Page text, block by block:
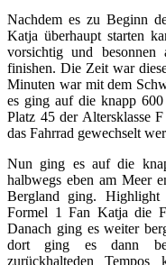
Nachdem es zu Beginn
Katja überhaupt starten
vorsichtig und besonnen
finishen. Die Zeit war
Minuten war mit dem
es ging auf die knapp
Platz 45 der Altersklasse
das Fahrrad gewechselt
Nun ging es auf die
halbwegs eben am Meer
Bergland ging. Highlight
Formel 1 Fan Katja die
Danach ging es weiter
dort ging es dann
zurückhalteden